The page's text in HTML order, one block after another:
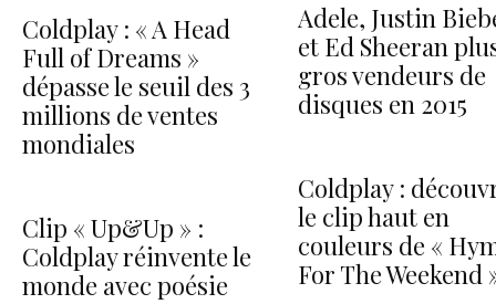
Coldplay : « A Head
Full of Dreams »
dépasse le seuil des 3
millions de ventes
mondiales
Clip « Up&Up » :
Coldplay réinvente le
monde avec poésie
Adele, Justin
et Ed Sheeran
gros vendeurs de
disques en 2015
Coldplay :
le clip haut en
couleurs de «
For The Weekend